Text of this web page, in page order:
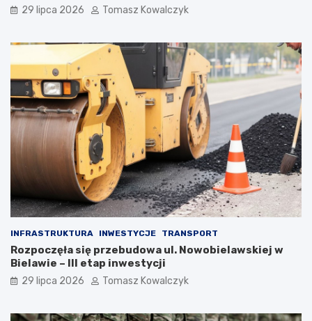
29 lipca 2026 Tomasz Kowalczyk
INFRASTRUKTURA INWESTYCJE TRANSPORT
Rozpoczęła się przebudowa ul. Nowobielawskiej w
Bielawie – III etap inwestycji
29 lipca 2026 Tomasz Kowalczyk